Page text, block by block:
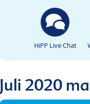
HiPP Live Chat
Juli 2020